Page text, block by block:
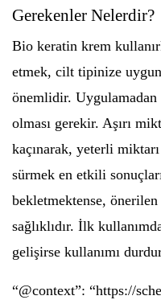
Gerekenler Nelerdir?
Bio keratin krem
etmek, cilt tipinize
önemlidir. Uygulamadan
olması gerekir. Aşırı
kaçınarak, yeterli
sürmek en etkili
bekletmektense,
sağlıklıdır. İlk
gelişirse kullanımı
“@context”: “https://